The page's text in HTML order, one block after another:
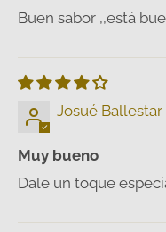
Buen sabor ,,está
Josué
Muy bueno
Dale un toque